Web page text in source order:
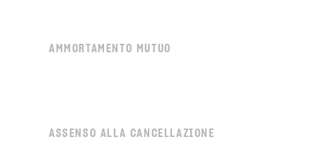
AMMORTAMENTO MUTUO
ASSENSO ALLA CANCELLAZIONE